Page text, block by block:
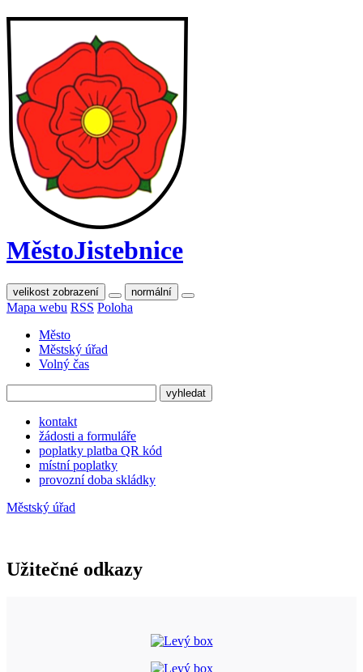
MěstoJistebnice
velikost zobrazení normální
Mapa webu RSS Poloha
Město
Městský úřad
Volný čas
kontakt
žádosti a formuláře
poplatky platba QR kód
místní poplatky
provozní doba skládky
Městský úřad
Užitečné odkazy